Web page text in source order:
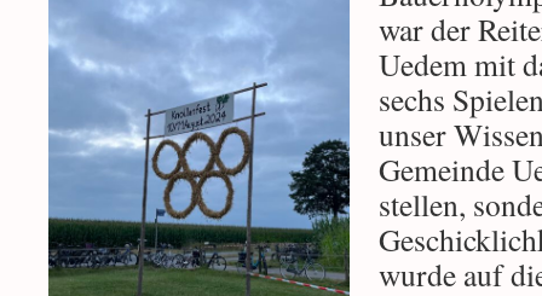
war der
Uedem mit
sechs
unser
Gemeinde
stellen,
wurde auf